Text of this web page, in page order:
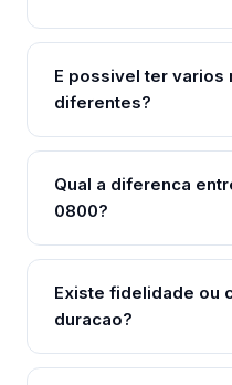
E possivel ter varios
diferentes?
Qual a diferenca
0800?
Existe fidelidade ou
duracao?